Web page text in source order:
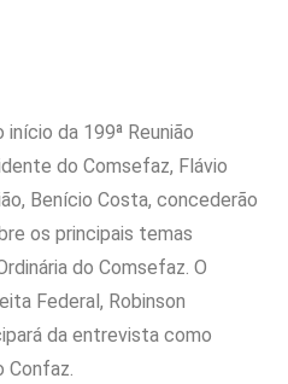
da 199ª Reunião
do Comsefaz, Flávio
Benício Costa, concederão
os principais temas
do Comsefaz. O
Federal, Robinson
da entrevista como